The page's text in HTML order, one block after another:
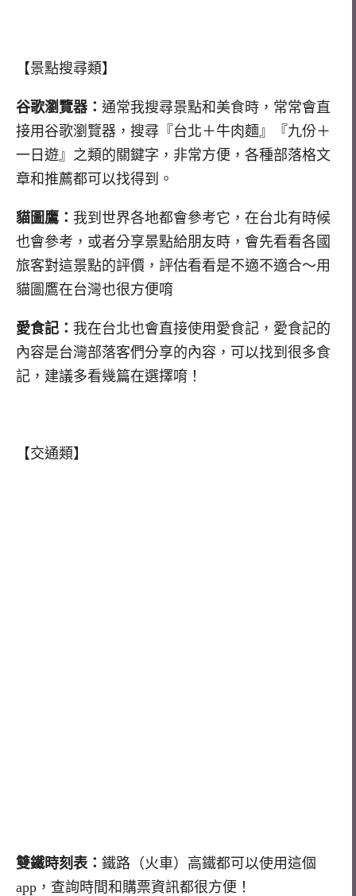
【景點搜尋類】
谷歌瀏覽器： 通常我搜尋景點和美食時，常常會直
接用谷歌瀏覽器，搜尋『台北＋牛肉麵』『九份＋
一日遊』之類的關鍵字，非常方便，各種部落格文
章和推薦都可以找得到。
貓圖鷹： 我到世界各地都會參考它，在台北有時候
也會參考，或者分享景點給朋友時，會先看看各國
旅客對這景點的評價，評估看看是不適不適合～用
貓圖鷹在台灣也很方便唷
愛食記： 我在台北也會直接使用愛食記，愛食記的
內容是台灣部落客們分享的內容，可以找到很多食
記，建議多看幾篇在選擇唷！
【交通類】
雙鐵時刻表： 鐵路（火車）高鐵都可以使用這個
app，查詢時間和購票資訊都很方便！